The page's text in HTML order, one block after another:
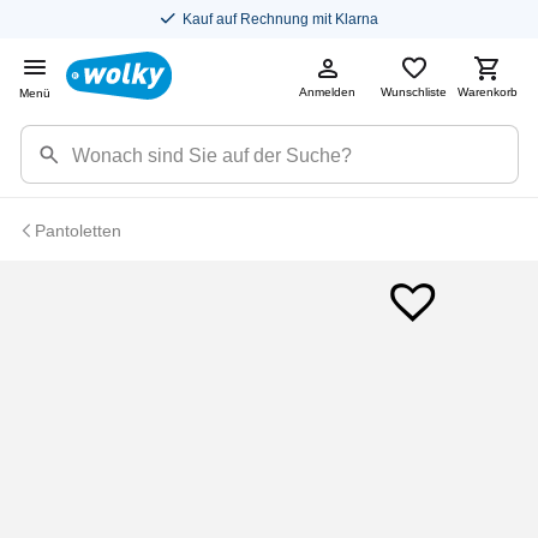
Kauf auf Rechnung mit Klarna
Menü Anmelden Wunschliste Warenkorb
Pantoletten